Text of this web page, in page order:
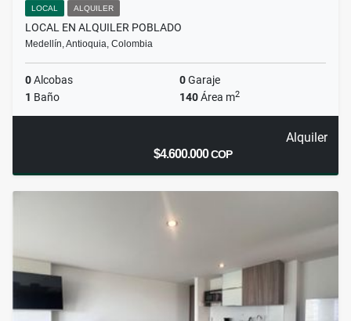
LOCAL ALQUILER
LOCAL EN ALQUILER POBLADO
Medellín, Antioquia, Colombia
0Alcobas 0Garaje
1 Baño 140Área m2
Alquiler
$4.600.000COP